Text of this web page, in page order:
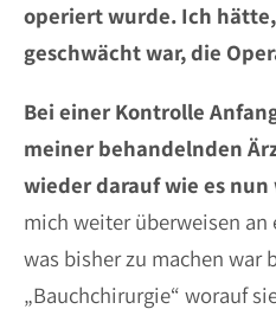
operiert wurde. Ich
geschwächt war, die
Bei einer Kontrolle
meiner behandelnden
wieder darauf wie es
mich weiter überweisen an
was bisher zu machen war
„Bauchchirurgie“ worauf